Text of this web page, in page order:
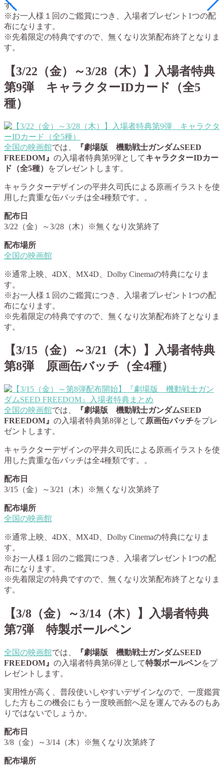
す。
※お一人様１回のご鑑賞につき、入場者プレゼント1つの配
布になります。
※先着限定の特典ですので、無くなり次第配布終了となりま
す。
【3/22（金）～3/28（木）】入場者特典
第9弾 キャラクターIDカード（全5
種）
全国の映画館では、
『劇場版 機動戦士ガンダムSEED
FREEDOM』 の入場者特典第9弾としてキャラクターIDカー
ド（全5種）
をプレゼントします。
キャラクターデザインの平井久司氏による原画イラストを使
用した貴重な缶バッチは全4種類です。。
配布日
3/22（金）～3/28（木）※無くなり次第終了
配布場所
全国の映画館
※通常上映、4DX、MX4D、Dolby Cinemaの特典になりま
す。
※お一人様１回のご鑑賞につき、入場者プレゼント1つの配
布になります。
※先着限定の特典ですので、無くなり次第配布終了となりま
す。
【3/15（金）～3/21（木）】入場者特典
第8弾 原画缶バッチ（全4種）
全国の映画館では、
『劇場版 機動戦士ガンダムSEED
FREEDOM』 の入場者特典第8弾として 原画缶バッチをプレ
ゼントします。
キャラクターデザインの平井久司氏による原画イラストを使
用した貴重な缶バッチは全4種類です。。
配布日
3/15（金）～3/21（木）※無くなり次第終了
配布場所
全国の映画館
※通常上映、4DX、MX4D、Dolby Cinemaの特典になりま
す。
※お一人様１回のご鑑賞につき、入場者プレゼント1つの配
布になります。
※先着限定の特典ですので、無くなり次第配布終了となりま
す。
【3/8（金）～3/14（木）】入場者特典
第7弾 特製ボールペン
全国の映画館では、
『劇場版 機動戦士ガンダムSEED
FREEDOM』 の入場者特典第6弾として特製ボールペンをプ
レゼントします。
実用性が高く、普段使いしやすいデザインなので、一度鑑賞
した方もこの機会にもう一度映画館へ足を運んでみるのもあ
りではないでしょうか。
配布日
3/8（金）～3/14（木）※無くなり次第終了
配布場所